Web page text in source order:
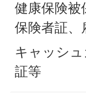
健康保険被
保険者証、
キャッシ
証等